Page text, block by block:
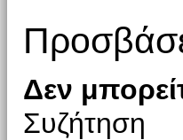
Δεν
Συζήτηση